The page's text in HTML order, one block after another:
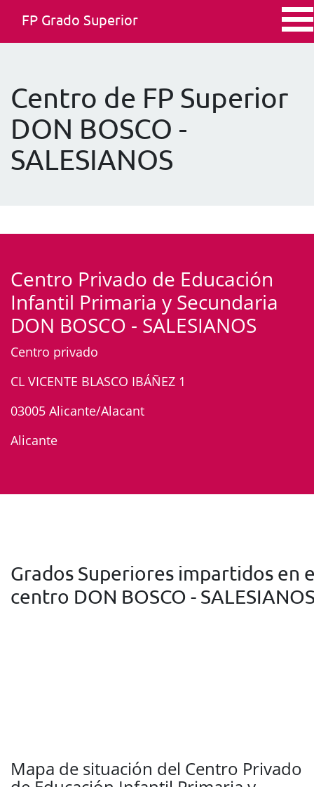
FP Grado Superior
Centro de FP Superior
DON BOSCO -
SALESIANOS
Centro Privado de Educación
Infantil Primaria y Secundaria
DON BOSCO - SALESIANOS
Centro privado
CL VICENTE BLASCO IBÁÑEZ 1
03005 Alicante/Alacant
Alicante
Grados Superiores impartidos en
centro DON BOSCO -
Mapa de situación del Centro Privado